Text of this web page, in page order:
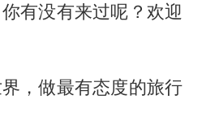
有没有来过呢？欢迎
，做最有态度的旅行